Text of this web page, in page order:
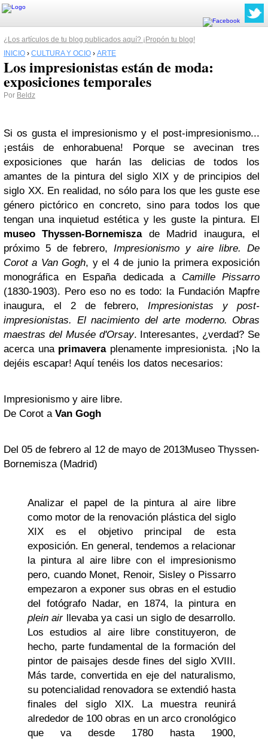
¿Los artículos de tu blog publicados aquí? ¡Propón tu blog!
INICIO › CULTURA Y OCIO › ARTE
Los impresionistas están de moda:
exposiciones temporales
Por Beldz
Si os gusta el impresionismo y el post-impresionismo...
¡estáis de enhorabuena! Porque se avecinan tres
exposiciones que harán las delicias de todos los
amantes de la pintura del siglo XIX y de principios del
siglo XX. En realidad, no sólo para los que les guste ese
género pictórico en concreto, sino para todos los que
tengan una inquietud estética y les guste la pintura. El
museo Thyssen-Bornemiszade Madrid inaugura, el
próximo 5 de febrero, Impresionismo y aire libre. De
Corot a Van Gogh, y el 4 de junio la primera exposición
monográfica en España dedicada a Camille Pissarro
(1830-1903). Pero eso no es todo: la Fundación Mapfre
inaugura, el 2 de febrero,Impresionistas y post-
impresionistas. El nacimiento del arte moderno. Obras
maestras del Musée d'Orsay. Interesantes, ¿verdad? Se
acerca una primaveraplenamente impresionista. ¡No la
dejéis escapar! Aquí tenéis los datos necesarios:
Impresionismo y aire libre.
De Corot a Van Gogh
Del 05 de febrero al 12 de mayo de 2013Museo Thyssen-
Bornemisza (Madrid)
Analizar el papel de la pintura al aire libre
como motor de la renovación plástica del siglo
XIX
es el objetivo principal de esta
exposición. En general, tendemos a relacionar
la pintura al aire libre con el impresionismo
pero, cuando Monet, Renoir, Sisley o Pissarro
empezaron a exponer sus obras en el estudio
del fotógrafo Nadar, en 1874, la pintura en
plein airllevaba ya casi un siglo de desarrollo.
Los estudios al aire libre constituyeron, de
hecho, parte fundamental de la formación del
pintor de paisajes desde fines del siglo XVIII.
Más tarde, convertida en eje del naturalismo,
su potencialidad renovadora se extendió hasta
finales del siglo XIX. La muestra reunirá
alrededor de 100 obras en un arco cronológico
que va desde 1780 hasta 1900,